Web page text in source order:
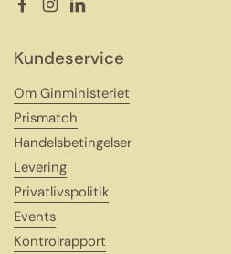
Facebook
Instagram
LinkedIn
Kundeservice
Om Ginministeriet
Prismatch
Handelsbetingelser
Levering
Privatlivspolitik
Events
Kontrolrapport